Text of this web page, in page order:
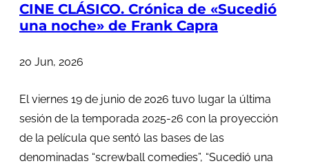
CINE CLÁSICO. Crónica de «Sucedió
una noche» de Frank Capra
20 Jun, 2026
El viernes 19 de junio de 2026 tuvo lugar la última
sesión de la temporada 2025-26 con la proyección
de la película que sentó las bases de las
denominadas “screwball comedies”, “Sucedió una